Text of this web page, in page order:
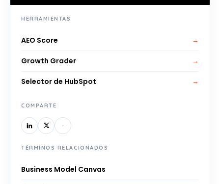
HERRAMIENTAS
AEO Score →
Growth Grader →
Selector de HubSpot →
COMPARTE
TÉRMINOS RELACIONADOS
Business Model Canvas